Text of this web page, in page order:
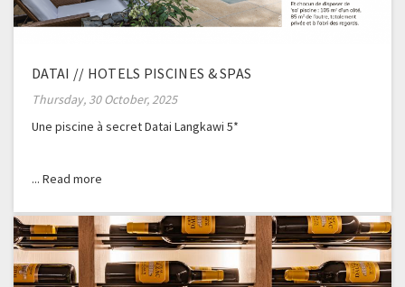
DATAI // HOTELS PISCINES & SPAS
Thursday, 30 October, 2025
Une piscine à secret Datai Langkawi 5*